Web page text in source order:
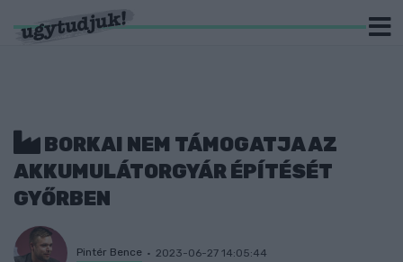
BORKAI NEM TÁMOGATJA AZ
AKKUMULÁTORGYÁR ÉPÍTÉSÉT
GYŐRBEN
Pintér Bence 2023-06-27 14:05:44